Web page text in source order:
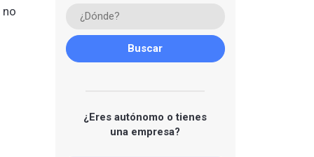
no
¿Eres autónomo o tienes
una empresa?